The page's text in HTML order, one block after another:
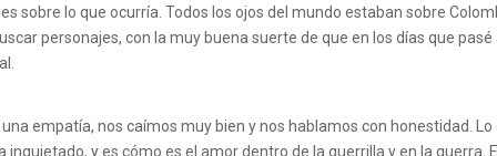
sobre lo que ocurría. Todos los ojos del mundo estaban sobre
personajes, con la muy buena suerte de que en los días que
empatía, nos caímos muy bien y nos hablamos con honestidad.
y es cómo es el amor dentro de la guerrilla y en la guerra.